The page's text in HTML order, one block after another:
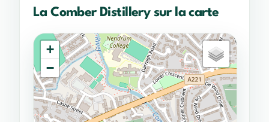
La Comber Distillery sur la carte
+
−